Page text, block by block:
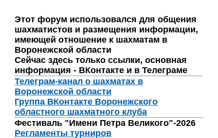
Этот форум использовался для общения
шахматистов и размещения информации,
имеющей отношение к шахматам в
Воронежской области
Сейчас здесь только ссылки, основная
информация - ВКонтакте и в Телеграме
Телеграм-канал о шахматах в
Воронежской области
Группа ВКонтакте Воронежского
областного шахматного клуба
Фестиваль "Имени Петра Великого"-2026
Регламенты турниров